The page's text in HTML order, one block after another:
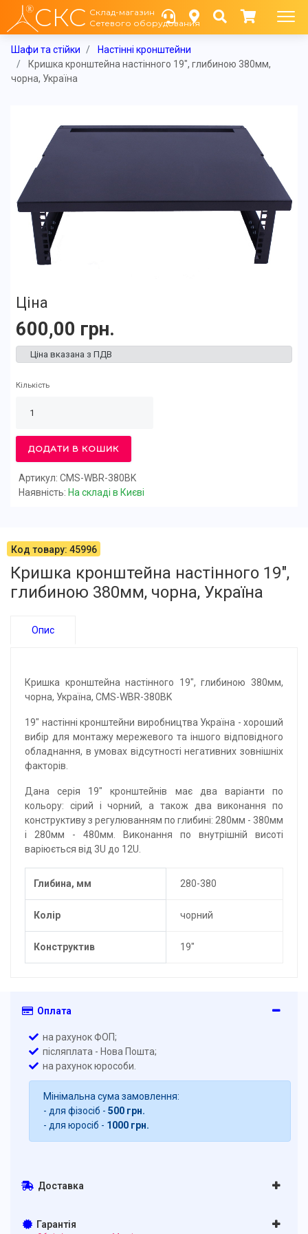
СКС Склад-магазин
Сетевого оборудования
Шафи та стійки
Настінні кронштейни
Кришка кронштейна настінного 19", глибиною 380мм,
чорна, Україна
Ціна
600,00 грн.
Ціна вказана з ПДВ
Кількість
ДОДАТИ В КОШИК
Артикул: CMS-WBR-380BK
Наявність: На складі в Києві
Код товару: 45996
Кришка кронштейна настінного 19",
глибиною 380мм, чорна, Україна
Опис
Кришка кронштейна настінного 19", глибиною 380мм,
чорна, Україна, CMS-WBR-380BK
19" настінні кронштейни виробництва Україна - хороший
вибір для монтажу мережевого та іншого відповідного
обладнання, в умовах відсутності негативних зовнішніх
факторів.
Дана серія 19" кронштейнів має два варіанти по
кольору: сірий і чорний, а також два виконання по
конструктиву з регулюванням по глибині: 280мм - 380мм
і 280мм - 480мм. Виконання по внутрішній висоті
варіюється від 3U до 12U.
Глибина, мм 280-380
Колір чорний
Конструктив 19"
Оплата
на рахунок ФОП;
післяплата - Нова Пошта;
на рахунок юрособи.
Мінімальна сума замовлення:
- для фізосіб - 500 грн.
- для юросіб - 1000 грн.
Доставка
Гарантія